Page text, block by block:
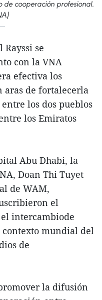
de cooperación profesional.
Rayssi se
con la VNA
efectiva los
aras de fortalecerla
los dos pueblos
los Emiratos
Abu Dhabi, la
Doan Thi Tuyet
de WAM,
el
intercambiode
mundial del
de
la difusión